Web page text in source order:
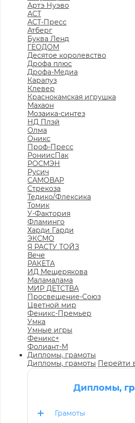
Артэ Нуэво
АСТ
АСТ-Пресс
Атберг
Буква Ленд
ГЕОДОМ
Десятое королевство
Дрофа плюс
Дрофа-Медиа
Карапуз
Клевер
Краснокамская игрушка
Махаон
Мозаика-синтез
НД Плэй
Олма
Оникс
Проф-Пресс
РониисПак
РОСМЭН
Русич
САМОВАР
Стрекоза
Тедико/Флексика
Томик
У-Фактория
Фламинго
Харди Гарди
ЭКСМО
Я РАСТУ ТОЙЗ
Вече
РАКЕТА
ИД Мещерякова
Маламалама
МИР ДЕТСТВА
Просвещение-Союз
Цветной мир
Феникс-Премьер
Умка
Умные игры
Феникс+
Фолиант-М
Дипломы, грамоты
Дипломы, грамоты Перейти
Дипломы,
Грамоты